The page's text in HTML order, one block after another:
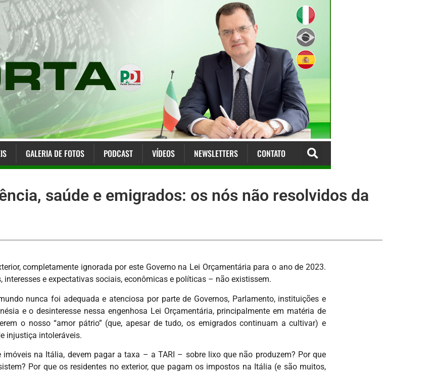
GALERIA DE FOTOS PODCAST VÍDEOS NEWSLETTERS CONTATO
saúde e emigrados: os nós não resolvidos da
completamente ignorada por este Governo na Lei Orçamentária para o ano de 2023.
e expectativas sociais, econômicas e políticas – não existissem.
nunca foi adequada e atenciosa por parte de Governos, Parlamento, instituições e
e o desinteresse nessa engenhosa Lei Orçamentária, principalmente em matéria de
o nosso “amor pátrio” (que, apesar de tudo, os emigrados continuam a cultivar) e
injustiça intoleráveis.
na Itália, devem pagar a taxa – a TARI – sobre lixo que não produzem? Por que
Por que os residentes no exterior, que pagam os impostos na Itália (e são muitos,